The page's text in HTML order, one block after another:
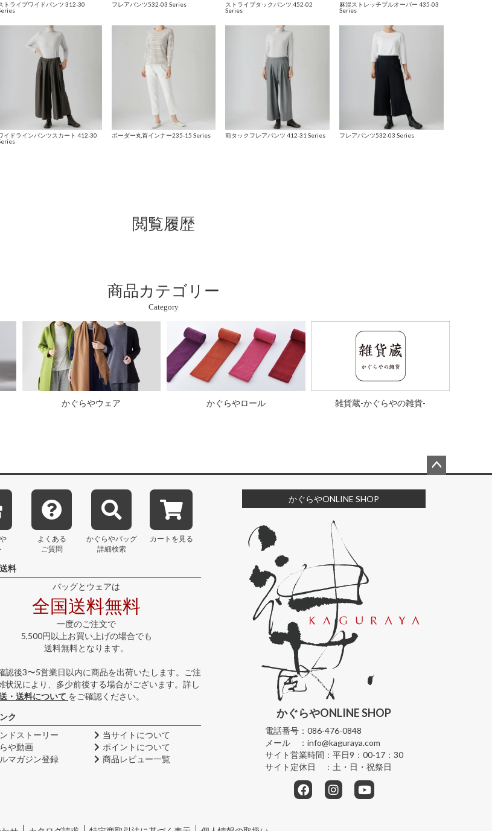
トライプワイドパンツ 312-30
フレアパンツ532-03 Series
ストライプタックパンツ 452-02
Series
麻混ストレッチプルオーバー 435-03
Series
イドラインパンツスカート 412-30
ボーダー丸首インナー235-15 Series 前タックフレアパンツ 412-31 Series フレアパンツ532-03 Series
閲覧履歴
商品カテゴリー
Category
かぐらやウェア かぐらやロール 雑貨蔵-かぐらやの雑貨-
よくある
ご質問
かぐらやバッグ
詳細検索
カートを見る
料
バッグとウェアは
全国送料無料
一度のご注文で
5,500円以上お買い上げの場合でも
送料無料となります。
認後3〜5営業日以内に商品を出荷いたします。ご注
状況により、多少前後する場合がございます。詳し
・送料について をご確認ください。
ク
ドストーリー
当サイトについて
や動画
ポイントについて
マガジン登録
商品レビュー一覧
かぐらやONLINE SHOP
かぐらやONLINE SHOP
電話番号： 086-476-0848
メール ： info@kaguraya.com
サイト営業時間： 平日9：00-17：30
サイト定休日 ： 土・日・祝祭日